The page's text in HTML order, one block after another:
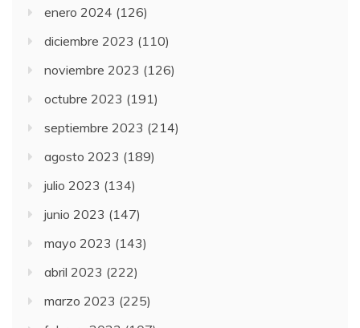
enero 2024 (126)
diciembre 2023 (110)
noviembre 2023 (126)
octubre 2023 (191)
septiembre 2023 (214)
agosto 2023 (189)
julio 2023 (134)
junio 2023 (147)
mayo 2023 (143)
abril 2023 (222)
marzo 2023 (225)